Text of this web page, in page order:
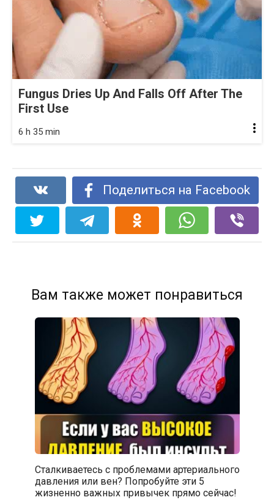
Fungus Dries Up And Falls Off After The
First Use
6 h 35 min
Поделиться на Facebook
Вам также может понравиться
Сталкиваетесь с проблемами артериального
давления или вен? Попробуйте эти 5
жизненно важных привычек прямо сейчас!